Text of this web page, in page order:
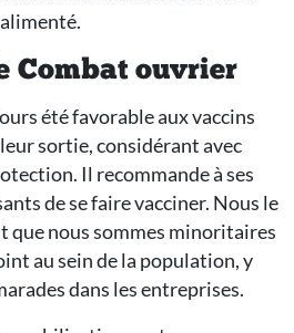
Combat ouvrier
été favorable aux vaccins
sortie, considérant avec
Il recommande à ses
de se faire vacciner. Nous le
que nous sommes minoritaires
au sein de la population, y
dans les entreprises.